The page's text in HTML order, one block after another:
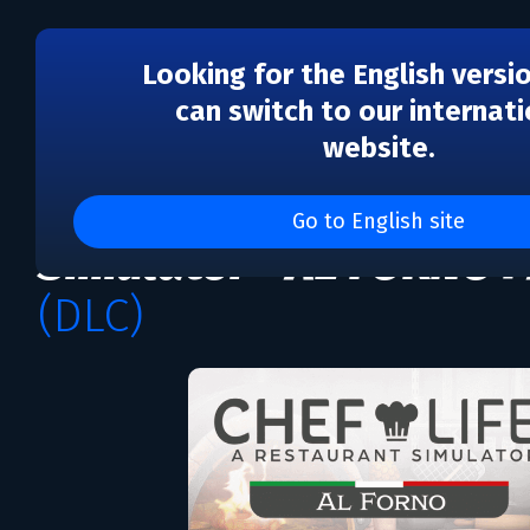
Looking for the English
can switch to our
website.
Go to English site
Chef Life: A Restaurant
Simulator - AL FORNO
(DLC)
DLC